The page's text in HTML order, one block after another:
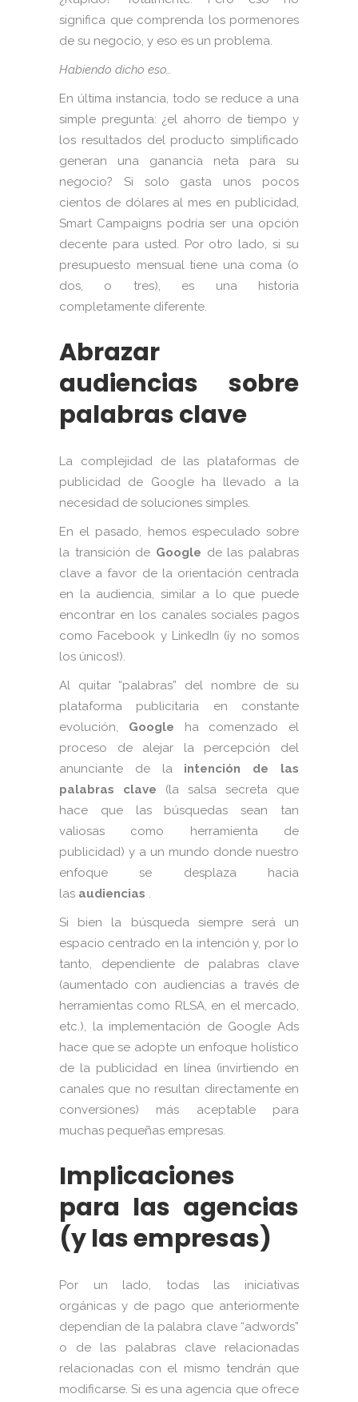
significa que comprenda los pormenores
de su negocio, y eso es un problema.
Habiendo dicho eso…
En última instancia, todo se reduce a una
simple pregunta: ¿el ahorro de tiempo y
los resultados del producto simplificado
generan una ganancia neta para su
negocio? Si solo gasta unos pocos
cientos de dólares al mes en publicidad,
Smart Campaigns podría ser una opción
decente para usted. Por otro lado, si su
presupuesto mensual tiene una coma (o
dos, o tres), es una historia
completamente diferente.
Abrazar
audiencias sobre
palabras clave
La complejidad de las plataformas de
publicidad de Google ha llevado a la
necesidad de soluciones simples.
En el pasado, hemos especulado sobre
la transición de Google de las palabras
clave a favor de la orientación centrada
en la audiencia, similar a lo que puede
encontrar en los canales sociales pagos
como Facebook y LinkedIn (¡y no somos
los únicos!).
Al quitar “palabras” del nombre de su
plataforma publicitaria en constante
evolución, Google ha comenzado el
proceso de alejar la percepción del
anunciante de la intención de las
palabras clave (la salsa secreta que
hace que las búsquedas sean tan
valiosas como herramienta de
publicidad) y a un mundo donde nuestro
enfoque se desplaza hacia
las audiencias .
Si bien la búsqueda siempre será un
espacio centrado en la intención y, por lo
tanto, dependiente de palabras clave
(aumentado con audiencias a través de
herramientas como RLSA, en el mercado,
etc.), la implementación de Google Ads
hace que se adopte un enfoque holístico
de la publicidad en línea (invirtiendo en
canales que no resultan directamente en
conversiones) más aceptable para
muchas pequeñas empresas.
Implicaciones
para las agencias
(y las empresas)
Por un lado, todas las iniciativas
orgánicas y de pago que anteriormente
dependían de la palabra clave “adwords”
o de las palabras clave relacionadas
relacionadas con el mismo tendrán que
modificarse. Si es una agencia que ofrece